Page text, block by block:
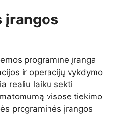
įrangos
programinė įranga
ir operacijų vykdymo
realiu laiku sekti
visose tiekimo
programinės įrangos